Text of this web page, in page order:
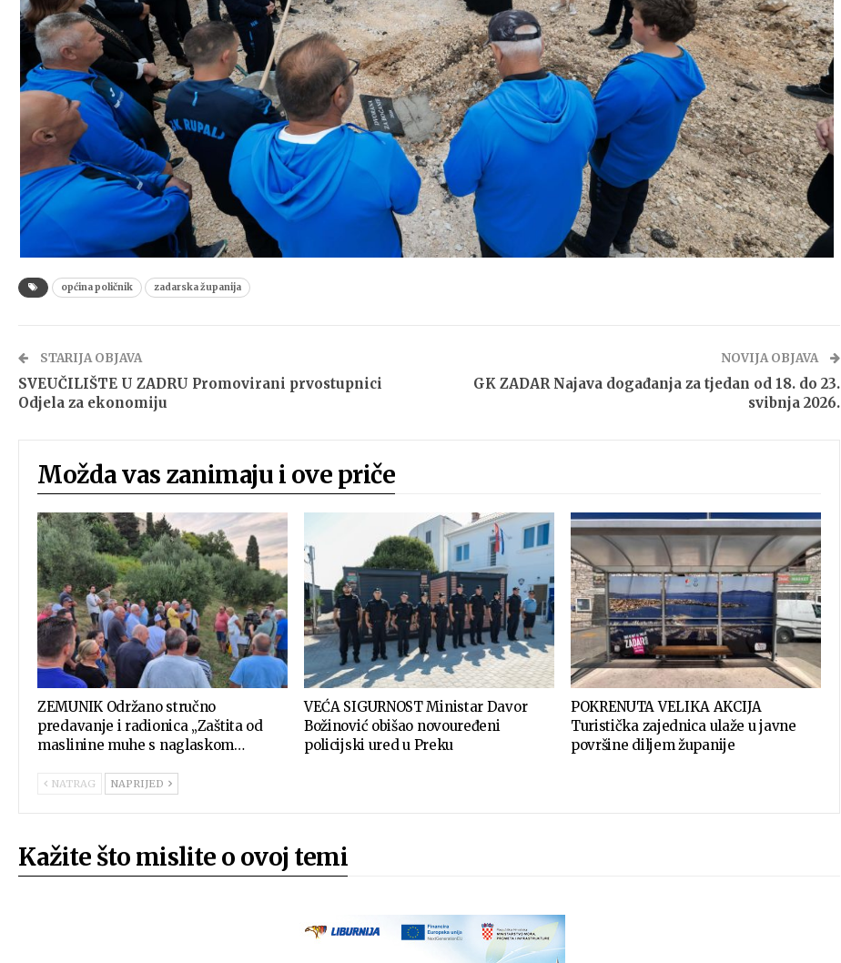
općina poličnik zadarska županija
STARIJA OBJAVA
SVEUČILIŠTE U ZADRU Promovirani prvostupnici
Odjela za ekonomiju
NOVIJA OBJAVA
GK ZADAR Najava događanja za tjedan od 18. do 23.
svibnja 2026.
Možda vas zanimaju i ove priče
ZEMUNIK Održano stručno
predavanje i radionica „Zaštita od
maslinine muhe s naglaskom…
VEĆA SIGURNOST Ministar Davor
Božinović obišao novouređeni
policijski ured u Preku
POKRENUTA VELIKA AKCIJA
Turistička zajednica ulaže u javne
površine diljem županije
NATRAG NAPRIJED
Kažite što mislite o ovoj temi